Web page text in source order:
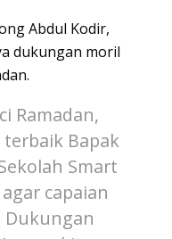
Abdul Kodir,
dukungan moril
Ramadan,
Bapak
Smart
capaian
Dukungan